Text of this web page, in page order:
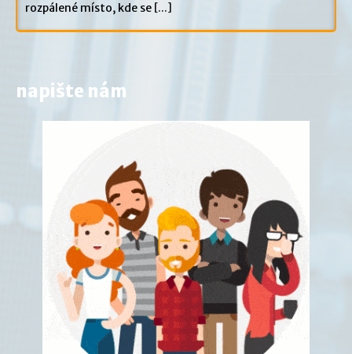
rozpálené místo, kde se [...]
napište nám